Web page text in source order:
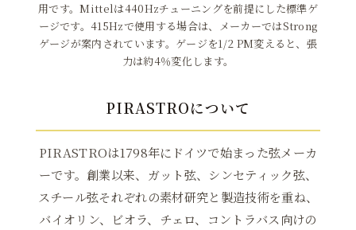
用です。Mittelは440Hzチューニングを前提にした標準ゲ
ージです。415Hzで使用する場合は、メーカーではStrong
ゲージが案内されています。ゲージを1/2 PM変えると、張
力は約4％変化します。
PIRASTROについて
PIRASTROは1798年にドイツで始まった弦メーカ
ーです。創業以来、ガット弦、シンセティック弦、
スチール弦それぞれの素材研究と製造技術を重ね、
バイオリン、ビオラ、チェロ、コントラバス向けの